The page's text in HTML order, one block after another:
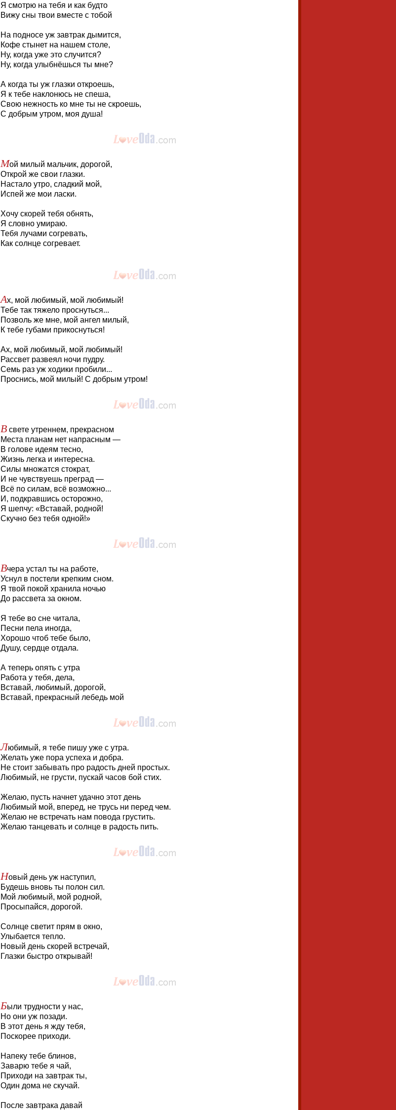
Я смотрю на тебя и как будто
Вижу сны твои вместе с тобой
На подносе уж завтрак дымится,
Кофе стынет на нашем столе,
Ну, когда уже это случится?
Ну, когда улыбнёшься ты мне?
А когда ты уж глазки откроешь,
Я к тебе наклонюсь не спеша,
Свою нежность ко мне ты не скроешь,
С добрым утром, моя душа!
Мой милый мальчик, дорогой,
Открой же свои глазки.
Настало утро, сладкий мой,
Испей же мои ласки.
Хочу скорей тебя обнять,
Я словно умираю.
Тебя лучами согревать,
Как солнце согревает.
Ах, мой любимый, мой любимый!
Тебе так тяжело проснуться...
Позволь же мне, мой ангел милый,
К тебе губами прикоснуться!
Ах, мой любимый, мой любимый!
Рассвет развеял ночи пудру.
Семь раз уж ходики пробили...
Проснись, мой милый! С добрым утром!
В свете утреннем, прекрасном
Места планам нет напрасным —
В голове идеям тесно,
Жизнь легка и интересна.
Силы множатся стократ,
И не чувствуешь преград —
Всё по силам, всё возможно...
И, подкравшись осторожно,
Я шепчу: «Вставай, родной!
Скучно без тебя одной!»
Вчера устал ты на работе,
Уснул в постели крепким сном.
Я твой покой хранила ночью
До рассвета за окном.
Я тебе во сне читала,
Песни пела иногда,
Хорошо чтоб тебе было,
Душу, сердце отдала.
А теперь опять с утра
Работа у тебя, дела,
Вставай, любимый, дорогой,
Вставай, прекрасный лебедь мой
Любимый, я тебе пишу уже с утра.
Желать уже пора успеха и добра.
Не стоит забывать про радость дней простых.
Любимый, не грусти, пускай часов бой стих.
Желаю, пусть начнет удачно этот день
Любимый мой, вперед, не трусь ни перед чем.
Желаю не встречать нам повода грустить.
Желаю танцевать и солнце в радость пить.
Новый день уж наступил,
Будешь вновь ты полон сил.
Мой любимый, мой родной,
Просыпайся, дорогой.
Солнце светит прям в окно,
Улыбается тепло.
Новый день скорей встречай,
Глазки быстро открывай!
Были трудности у нас,
Но они уж позади.
В этот день я жду тебя,
Поскорее приходи.
Напеку тебе блинов,
Заварю тебе я чай,
Приходи на завтрак ты,
Один дома не скучай.
После завтрака давай